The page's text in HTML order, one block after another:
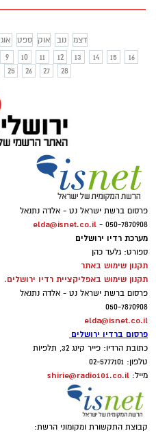
אוג ספט אוק נוב
דצמ
9 10 11 12 13 14 15
16
25 26 27 28
פרסום ברשת ישראל נט - אלדה נתנאל
050-7870908 -
elda@isnet.co.il
מערכת רדיו ירושלים
ספורט: גלעד כהן
תקנון שימוש באתר
תקנון שימוש באפליקציית רדיו ירושלים.
פרסום ברשת ישראל נט - אלדה נתנאל
050-7870908
elda@isnet.co.il
פרסום ברדיו ירושלים
כתובת הרדיו: פייר קינג 32, תלפיות
טלפון: 02-5777101
מייל: shirie@radio101.co.il
קבוצת התקשורת ומקומוני הרשת: